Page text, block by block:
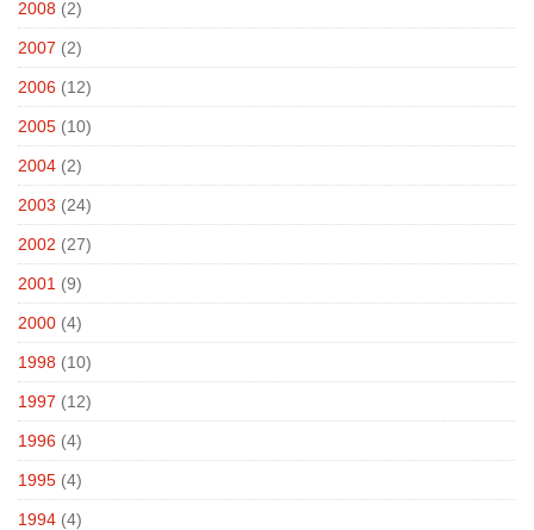
2008 (2)
2007 (2)
2006 (12)
2005 (10)
2004 (2)
2003 (24)
2002 (27)
2001 (9)
2000 (4)
1998 (10)
1997 (12)
1996 (4)
1995 (4)
1994 (4)